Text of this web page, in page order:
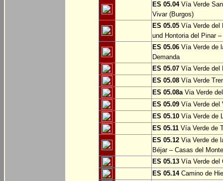
ES 05.04Vía Verde
Vivar (Burgos)
ES 05.05 Vía Verde del
und Hontoria del Pinar
ES 05.06 Vía Verde de
Demanda
ES 05.07 Vía Verde del
ES 05.08 Vía Verde
ES 05.08aVia Verde
ES 05.09 Vía Verde del
ES 05.10 Vía Verde de
ES 05.11 Vía Verde de
ES 05.12 Via Verde de
Béjar – Casas del Monte
ES 05.13 Vía Verde del
ES 05.14Camino de